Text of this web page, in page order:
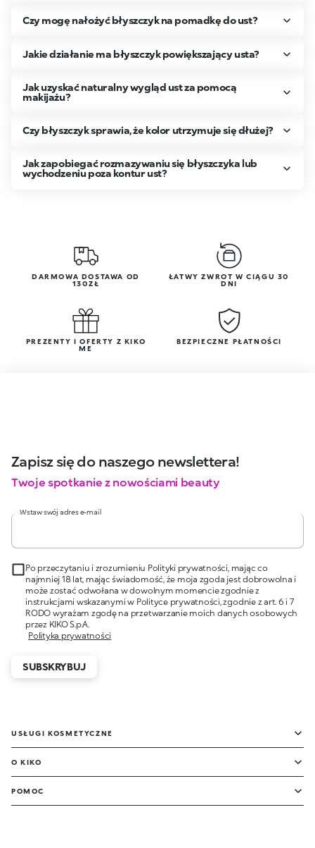
Czy mogę nałożyć błyszczyk na pomadkę do ust?
Jakie działanie ma błyszczyk powiększający usta?
Jak uzyskać naturalny wygląd ust za pomocą
makijażu?
Czy błyszczyk sprawia, że kolor utrzymuje się dłużej?
Jak zapobiegać rozmazywaniu się błyszczyka lub
wychodzeniu poza kontur ust?
DARMOWA DOSTAWA OD
130ZŁ
ŁATWY ZWROT W CIĄGU 30
DNI
PREZENTY I OFERTY Z KIKO
ME
BEZPIECZNE PŁATNOŚCI
Zapisz się do naszego newslettera!
Twoje spotkanie z nowościami beauty
Wstaw swój adres e-mail
Po przeczytaniu i zrozumieniu Polityki prywatności, mając co
najmniej 18 lat, mając świadomość, że moja zgoda jest dobrowolna i
może zostać odwołana w dowolnym momencie zgodnie z
instrukcjami wskazanymi w Polityce prywatności, zgodnie z art. 6 i 7
RODO wyrażam zgodę na przetwarzanie moich danych osobowych
przez KIKO S.p.A.
Polityka prywatności
SUBSKRYBUJ
USŁUGI KOSMETYCZNE
O KIKO
POMOC